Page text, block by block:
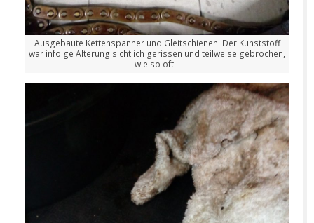
Ausgebaute Kettenspanner und Gleitschienen: Der Kunststoff
war infolge Alterung sichtlich gerissen und teilweise gebrochen,
wie so oft…